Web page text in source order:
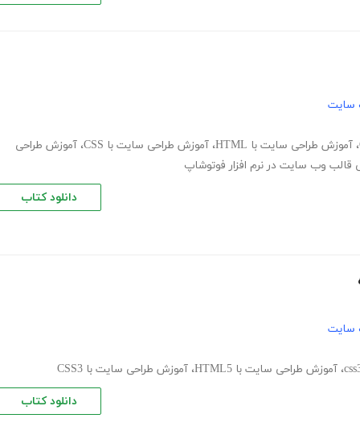
سایت
، آموزش طراحی سایت با HTML ، آموزش طراحی سایت با CSS ، آموزش طراحی
قالب وب سایت در نرم افزار فوتوشاپ
دانلود کتاب
سایت
، آموزش طراحی سایت با HTML5 ، آموزش طراحی سایت با CSS3
دانلود کتاب